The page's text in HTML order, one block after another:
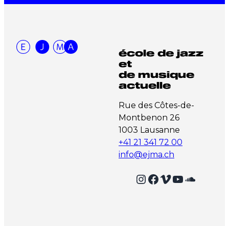
école de jazz
et
de musique
actuelle
Rue des Côtes-de-
Montbenon 26
1003 Lausanne
+41 21 341 72 00
info@ejma.ch
InstagramFacebook Vimeo YouTube SoundCloud